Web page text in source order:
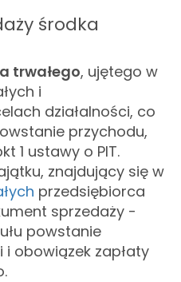
środka
trwałego, ujętego w
i
działalności, co
przychodu,
1 ustawy o PIT.
znajdujący się w
przedsiębiorca
sprzedaży -
powstanie
i obowiązek zapłaty